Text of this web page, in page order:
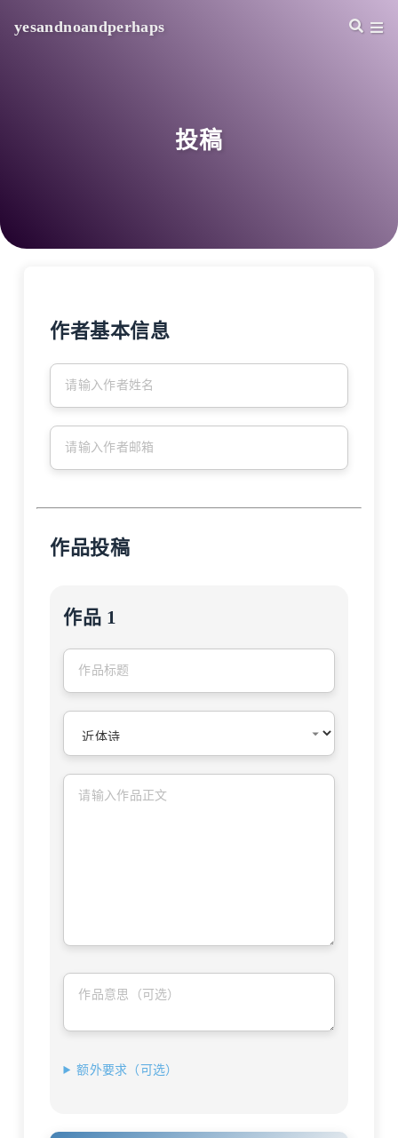
yesandnoandperhaps
投稿
作者基本信息
作品投稿
作品 1
额外要求（可选）